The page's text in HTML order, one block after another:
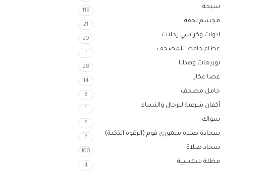
سبحة 119
مجسم تحفة 21
ادوات وكراسي رحلات 20
غطاء حافظ للمصحف 1
توزيعات وهدايا 28
عصا عكاز 14
حامل مصحف 6
أكفان شرعية للرجال والنساء 1
سواك 2
سجادة صلاة ميموري فوم (الرغوة الذكية) 2
سجاد صلاة 100
مظلة شمسية 4